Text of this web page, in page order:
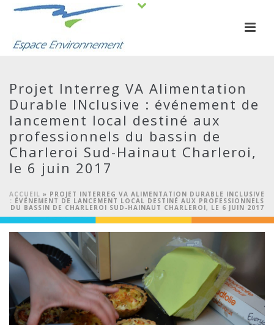
Projet Interreg VA Alimentation
Durable INclusive : événement de
lancement local destiné aux
professionnels du bassin de
Charleroi Sud-Hainaut Charleroi,
le 6 juin 2017
ACCUEIL » PROJET INTERREG VA ALIMENTATION DURABLE INCLUSIVE
: ÉVÉNEMENT DE LANCEMENT LOCAL DESTINÉ AUX PROFESSIONNELS
DU BASSIN DE CHARLEROI SUD-HAINAUT CHARLEROI, LE 6 JUIN 2017